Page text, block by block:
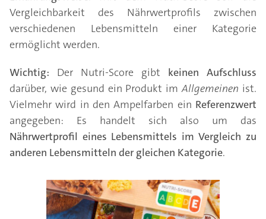
Vergleichbarkeit des Nährwertprofils zwischen
verschiedenen Lebensmitteln einer Kategorie
ermöglicht werden.
Wichtig: Der Nutri-Score gibt keinen Aufschluss
darüber, wie gesund ein Produkt imAllgemeinen ist.
Vielmehr wird in den Ampelfarben ein Referenzwert
angegeben: Es handelt sich also um das
Nährwertprofil eines Lebensmittels im Vergleich zu
anderen Lebensmitteln der gleichen Kategorie.